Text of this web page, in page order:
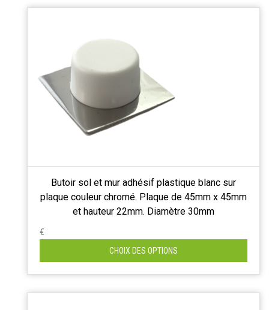
Butoir sol et mur adhésif plastique blanc sur
plaque couleur chromé. Plaque de 45mm x 45mm
et hauteur 22mm. Diamètre 30mm
€
CHOIX DES OPTIONS